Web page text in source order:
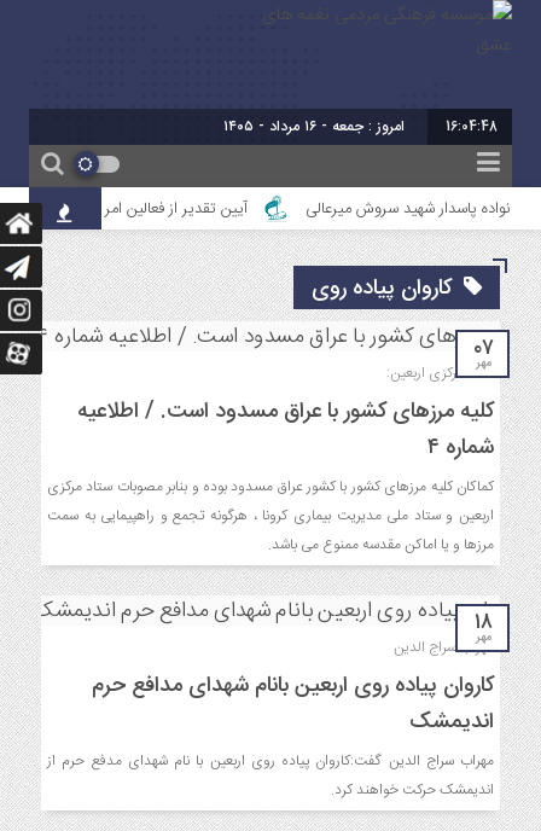
16:04:49
امروز : جمعه - ۱۶ مرداد - ۱۴۰۵
برابر با : Friday - 7 August - 2026
خانواده پاسدار شهید سروش میرعالی آیین تقدیر از فعالین امر ازدواج استان
کاروان پیاده روی
۰۷
مهر
ستاد مرکزی اربعین:
کلیه مرزهای کشور با عراق مسدود است. / اطلاعیه
شماره ۴
کماکان کلیه مرزهای کشور با کشور عراق مسدود بوده و بنابر مصوبات ستاد مرکزی
اربعین و ستاد ملی مدیریت بیماری کرونا ، هرگونه تجمع و راهپیمایی به سمت
مرزها و یا اماکن مقدسه ممنوع می باشد.
۱۸
مهر
مهراب سراج الدین
کاروان پیاده روی اربعین بانام شهدای مدافع حرم
اندیمشک
مهراب سراج الدین گفت:کاروان پیاده روی اربعین با نام شهدای مدفع حرم از
اندیمشک حرکت خواهند کرد.